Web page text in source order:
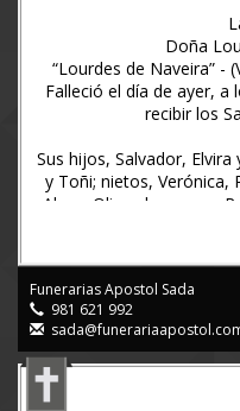
Doña
“Lourdes de Naveira” -
Falleció el día de ayer, a
recibir los
Sus hijos, Salvador,
y Toñi; nietos, Verónica,
Alex y Oliver; hermano,
hermanos
Ruegan una oración
Exequias: hoy Domingo,
parroquial de
Entierro: a
parroquia. Salida del
Tanatorio Apóstol: Hogar
Funerarias Apostol Sada
981 621 992